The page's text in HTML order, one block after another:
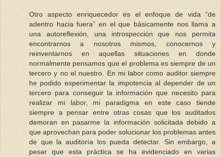
Otro aspecto enriquecedor es el enfoque de vida “de
adentro hacia fuera” en el que básicamente nos llama a
una autoreflexión, una introspección que nos permita
encontrarnos a nosotros mismos, conocernos y
reinventarnos en aquellas situaciones en donde
normalmente pensamos que el problema es siempre de un
tercero y no el nuestro. En mi labor como auditor siempre
he podido experimentar la impotencia al depender de un
tercero para conseguir la información que necesito para
realizar mi labor, mi paradigma en este caso tiende
siempre a pensar entre otras cosas que los auditados
demoran en pasarme la información solicitada debido a
que aprovechan para poder solucionar los problemas antes
de que la auditoría los pueda detectar. Sin embargo, a
pesar que esta práctica se ha evidenciado en varias